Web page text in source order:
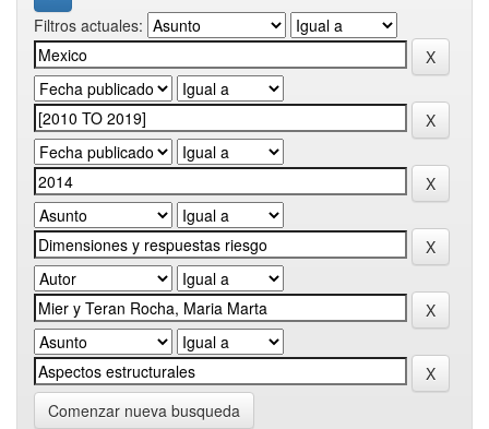
Filtros actuales:
Comenzar nueva busqueda